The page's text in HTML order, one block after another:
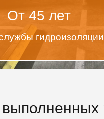
От45 лет
гидроизоляции